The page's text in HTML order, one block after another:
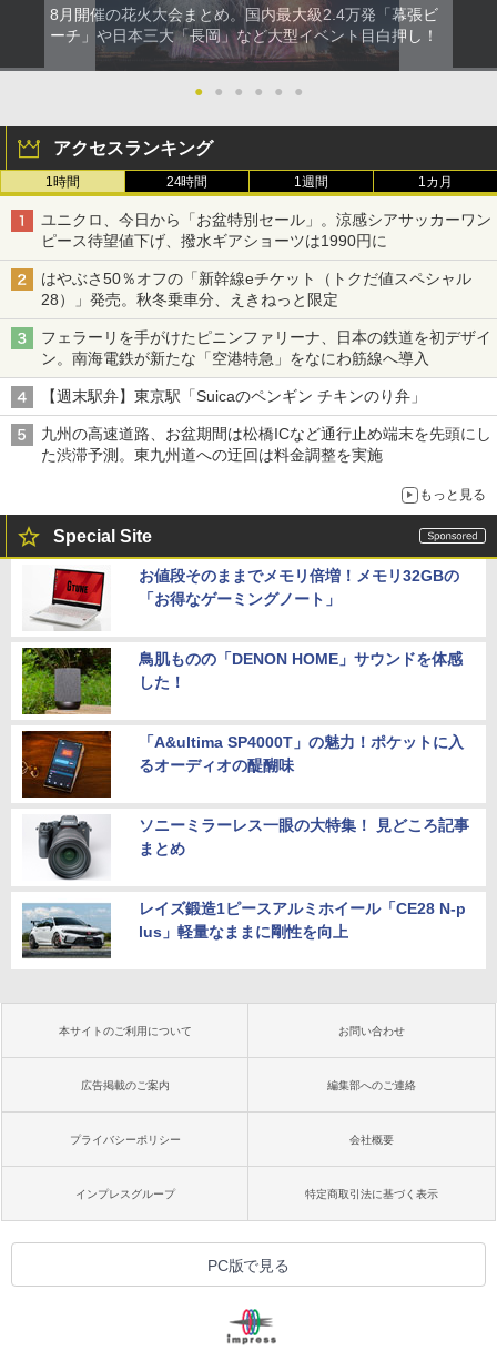
8月開催の花火大会まとめ。国内最大級2.4万発「幕張ビ
ーチ」や日本三大「長岡」など大型イベント目白押し！
● ● ● ● ● ●
アクセスランキング
1時間 24時間 1週間 1カ月
ユニクロ、今日から「お盆特別セール」。涼感シアサッカーワン
ピース待望値下げ、撥水ギアショーツは1990円に
はやぶさ50％オフの「新幹線eチケット（トクだ値スペシャル
28）」発売。秋冬乗車分、えきねっと限定
フェラーリを手がけたピニンファリーナ、日本の鉄道を初デザイ
ン。南海電鉄が新たな「空港特急」をなにわ筋線へ導入
【週末駅弁】東京駅「Suicaのペンギン チキンのり弁」
九州の高速道路、お盆期間は松橋ICなど通行止め端末を先頭にし
た渋滞予測。東九州道への迂回は料金調整を実施
もっと見る
Special Site
お値段そのままでメモリ倍増！メモリ32GBの
「お得なゲーミングノート」
鳥肌ものの「DENON HOME」サウンドを体感
した！
「A&ultima SP4000T」の魅力！ポケットに入
るオーディオの醍醐味
ソニーミラーレス一眼の大特集！ 見どころ記事
まとめ
レイズ鍛造1ピースアルミホイール「CE28 N-p
lus」軽量なままに剛性を向上
本サイトのご利用について お問い合わせ
広告掲載のご案内 編集部へのご連絡
プライバシーポリシー 会社概要
インプレスグループ 特定商取引法に基づく表示
PC版で見る